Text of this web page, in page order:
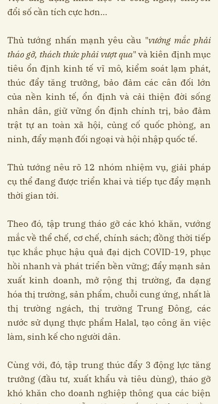
đổi số cần tích cực hơn…
Thủ tướng nhấn mạnh yêu cầu "vướng mắc phải
tháo gỡ, thách thức phải vượt qua" và kiên định mục
tiêu ổn định kinh tế vĩ mô, kiểm soát lạm phát,
thúc đẩy tăng trưởng, bảo đảm các cân đối lớn
của nền kinh tế, ổn định và cải thiện đời sống
nhân dân, giữ vững ổn định chính trị, bảo đảm
trật tự an toàn xã hội, củng cố quốc phòng, an
ninh, đẩy mạnh đối ngoại và hội nhập quốc tế.
Thủ tướng nêu rõ 12 nhóm nhiệm vụ, giải pháp
cụ thể đang được triển khai và tiếp tục đẩy mạnh
thời gian tới.
Theo đó, tập trung tháo gỡ các khó khăn, vướng
mắc về thể chế, cơ chế, chính sách; đồng thời tiếp
tục khắc phục hậu quả đại dịch COVID-19, phục
hồi nhanh và phát triển bền vững; đẩy mạnh sản
xuất kinh doanh, mở rộng thị trường, đa dạng
hóa thị trường, sản phẩm, chuỗi cung ứng, nhất là
thị trường ngách, thị trường Trung Đông, các
nước sử dụng thực phẩm Halal, tạo công ăn việc
làm, sinh kế cho người dân.
Cùng với, đó, tập trung thúc đẩy 3 động lực tăng
trưởng (đầu tư, xuất khẩu và tiêu dùng), tháo gỡ
khó khăn cho doanh nghiệp thông qua các biện